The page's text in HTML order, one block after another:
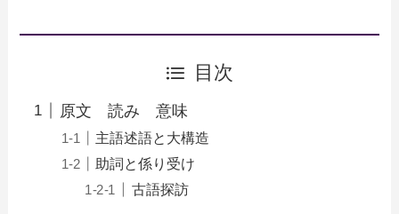
目次
原文 読み 意味
主語述語と大構造
助詞と係り受け
古語探訪